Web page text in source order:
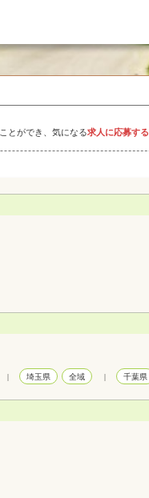
ことができ、気になる求人に応募する
| 埼玉県 全域 | 千葉県